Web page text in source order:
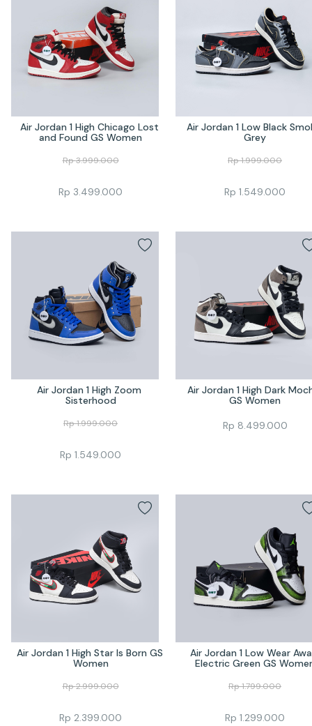
Air Jordan 1 High Chicago Lost
and Found GS Women
Rp3.999.000
Rp 3.499.000
Air Jordan 1 Low Black
Grey
Rp1.999.000
Rp 1.549.000
Air Jordan 1 High Zoom
Sisterhood
Rp1.999.000
Rp 1.549.000
Air Jordan 1 High Dark
GS Women
Rp 8.499.000
Air Jordan 1 High Star Is Born GS
Women
Rp2.999.000
Rp 2.399.000
Air Jordan 1 Low Wear
Electric Green GS
Rp1.799.000
Rp 1.299.000